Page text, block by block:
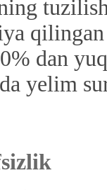
dan
yelim